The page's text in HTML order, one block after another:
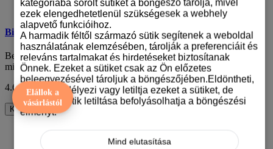
Bichon mintás párna
Bemutatjuk a bichon mintás párnát, amely tökéletes kiegészítő
minden kutyaimádó számára. Ez a párnah..
4.690 FtÁFA nélkül: 3.693 Ft
Kosárba
Elállok a
vásárlástól
kategóriába sorolt sütiket a böngésző tárolja, mivel
ezek elengedhetetlenül szükségesek a webhely
alapvető funkcióihoz.
A harmadik féltől származó sütik segítenek a weboldal
használatának elemzésében, tárolják a preferenciáit és
releváns tartalmakat és hirdetéseket biztosítanak
Önnek. Ezeket a sütiket csak az Ön előzetes
beleegyezésével tároljuk a böngészőjében.Eldöntheti,
hogy engedélyezi vagy letiltja ezeket a sütiket, de
bizonyos sütik letiltása befolyásolhatja a böngészési
élményt.
Mind elutasítása